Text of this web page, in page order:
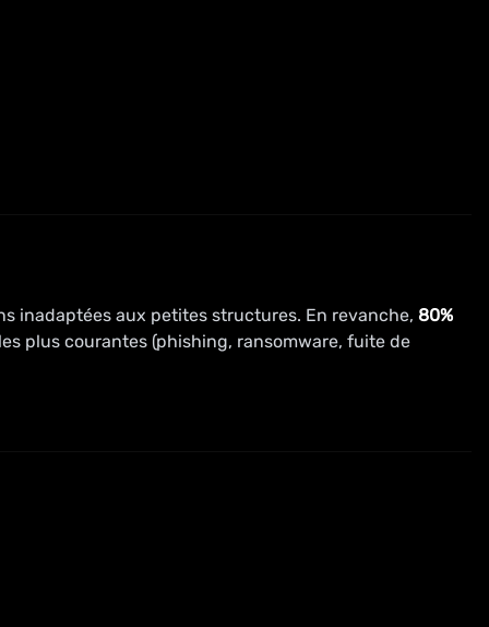
inadaptées aux petites structures. En revanche, 80%
plus courantes (phishing, ransomware, fuite de